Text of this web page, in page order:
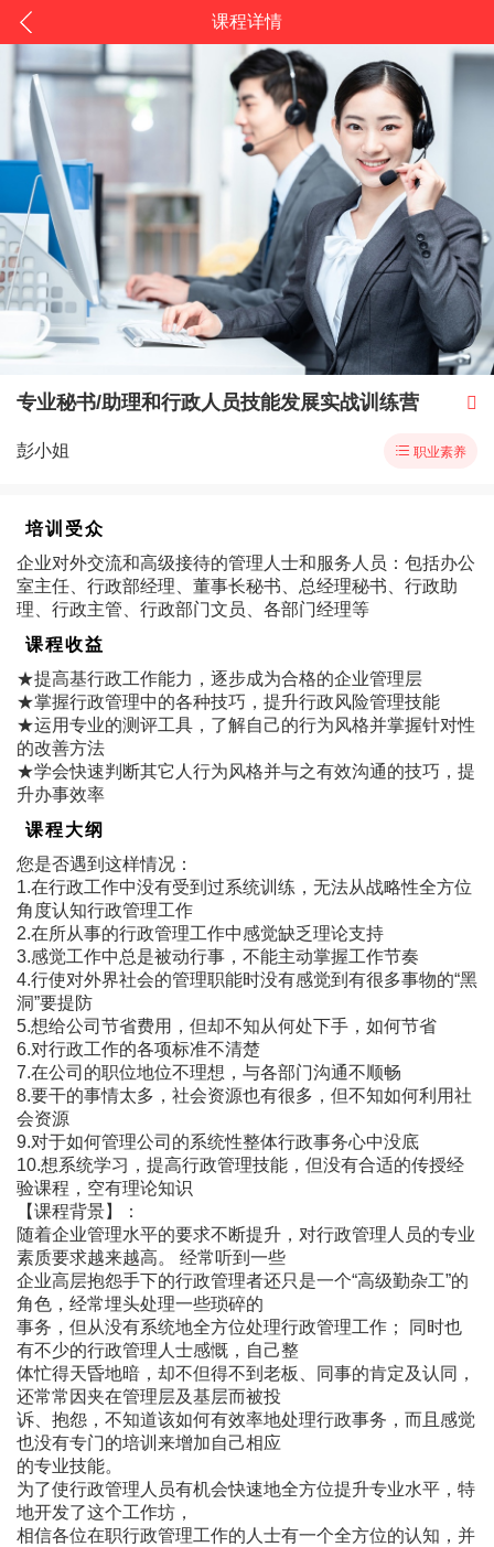
课程详情
专业秘书/助理和行政人员技能发展实战训练营 
彭小姐  职业素养
培训受众
企业对外交流和高级接待的管理人士和服务人员：包括办公
室主任、行政部经理、董事长秘书、总经理秘书、行政助
理、行政主管、行政部门文员、各部门经理等
课程收益
★提高基行政工作能力，逐步成为合格的企业管理层
★掌握行政管理中的各种技巧，提升行政风险管理技能
★运用专业的测评工具，了解自己的行为风格并掌握针对性
的改善方法
★学会快速判断其它人行为风格并与之有效沟通的技巧，提
升办事效率
课程大纲
您是否遇到这样情况：
1.在行政工作中没有受到过系统训练，无法从战略性全方位
角度认知行政管理工作
2.在所从事的行政管理工作中感觉缺乏理论支持
3.感觉工作中总是被动行事，不能主动掌握工作节奏
4.行使对外界社会的管理职能时没有感觉到有很多事物的“黑
洞”要提防
5.想给公司节省费用，但却不知从何处下手，如何节省
6.对行政工作的各项标准不清楚
7.在公司的职位地位不理想，与各部门沟通不顺畅
8.要干的事情太多，社会资源也有很多，但不知如何利用社
会资源
9.对于如何管理公司的系统性整体行政事务心中没底
10.想系统学习，提高行政管理技能，但没有合适的传授经
验课程，空有理论知识
【课程背景】：
随着企业管理水平的要求不断提升，对行政管理人员的专业
素质要求越来越高。 经常听到一些
企业高层抱怨手下的行政管理者还只是一个“高级勤杂工”的
角色，经常埋头处理一些琐碎的
事务，但从没有系统地全方位处理行政管理工作； 同时也
有不少的行政管理人士感慨，自己整
体忙得天昏地暗，却不但得不到老板、同事的肯定及认同，
还常常因夹在管理层及基层而被投
诉、抱怨，不知道该如何有效率地处理行政事务，而且感觉
也没有专门的培训来增加自己相应
的专业技能。
为了使行政管理人员有机会快速地全方位提升专业水平，特
地开发了这个工作坊，
相信各位在职行政管理工作的人士有一个全方位的认知，并